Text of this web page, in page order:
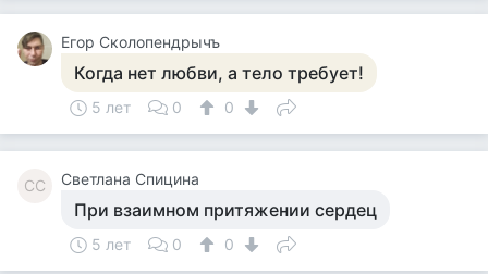
Егор Сколопендрычъ
Когда нет любви, а тело требует!
5 лет 0 0
СС Светлана Спицина
При взаимном притяжении сердец
5 лет 0 0